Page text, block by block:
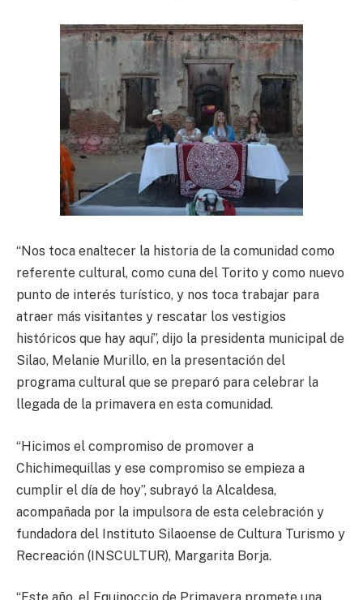
“Nos toca enaltecer la historia de la comunidad como
referente cultural, como cuna del Torito y como nuevo
punto de interés turístico, y nos toca trabajar para
atraer más visitantes y rescatar los vestigios
históricos que hay aquí”, dijo la presidenta municipal de
Silao, Melanie Murillo, en la presentación del
programa cultural que se preparó para celebrar la
llegada de la primavera en esta comunidad.
“Hicimos el compromiso de promover a
Chichimequillas y ese compromiso se empieza a
cumplir el día de hoy”, subrayó la Alcaldesa,
acompañada por la impulsora de esta celebración y
fundadora del Instituto Silaoense de Cultura Turismo y
Recreación (INSCULTUR), Margarita Borja.